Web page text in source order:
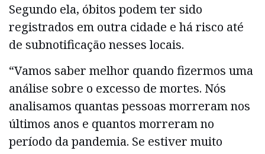
Segundo ela, óbitos podem ter sido
registrados em outra cidade e há risco até
de subnotificação nesses locais.
“Vamos saber melhor quando fizermos uma
análise sobre o excesso de mortes. Nós
analisamos quantas pessoas morreram nos
últimos anos e quantos morreram no
período da pandemia. Se estiver muito